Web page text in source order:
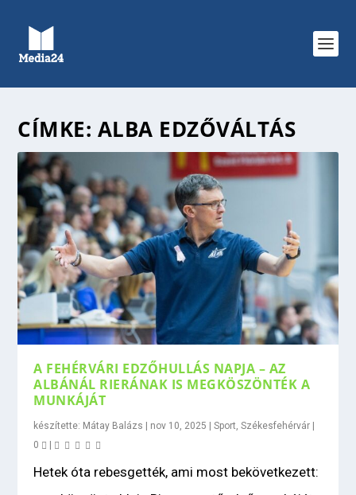
CÍMKE: ALBA EDZŐVÁLTÁS
A FEHÉRVÁRI EDZŐHULLÁS NAPJA – AZ
ALBÁNÁL RIERÁNAK IS MEGKÖSZÖNTÉK A
MUNKÁJÁT
készítette: Mátay Balázs | nov 10, 2025 |Sport ,Székesfehérvár |
0
|
Hetek óta rebesgették, ami most bekövetkezett: